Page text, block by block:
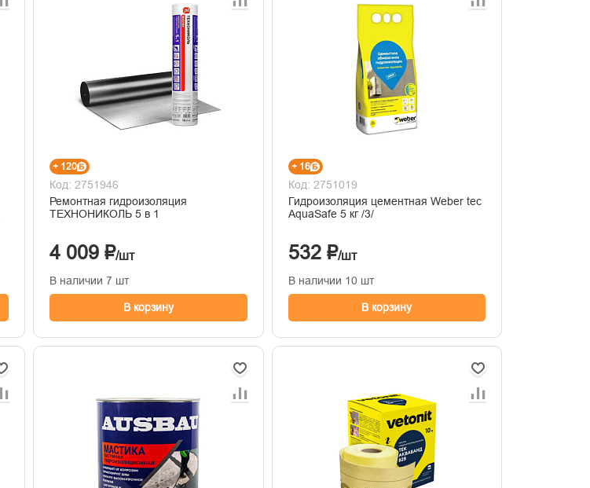
+ 120
Код: 2751946
Ремонтная гидроизоляция
ТЕХНОНИКОЛЬ 5 в 1
4 009 ₽/шт
В наличии 7 шт
В корзину
+ 16
Код: 2751019
Гидроизоляция цементная Weber tec
AquaSafe 5 кг /3/
532 ₽/шт
В наличии 10 шт
В корзину